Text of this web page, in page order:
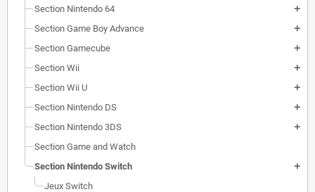
Section Nintendo 64 add
Section Game Boy Advance add
Section Gamecube add
Section Wii add
Section Wii U add
Section Nintendo DS add
Section Nintendo 3DS add
Section Game and Watch
Section Nintendo Switch
add
Jeux Switch